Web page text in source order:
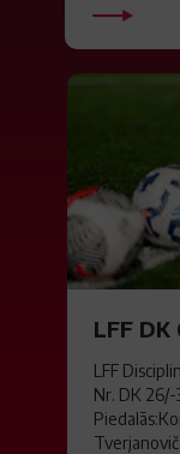
LFF
LFF
Nr. DK